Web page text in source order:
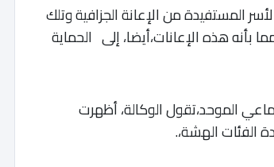
الأسر المستفيدة من الإعانة الجزافية وتلك
بأنه هذه الإعانات،أيضا، إلى الحماية
الموحد،تقول الوكالة، أظهرت